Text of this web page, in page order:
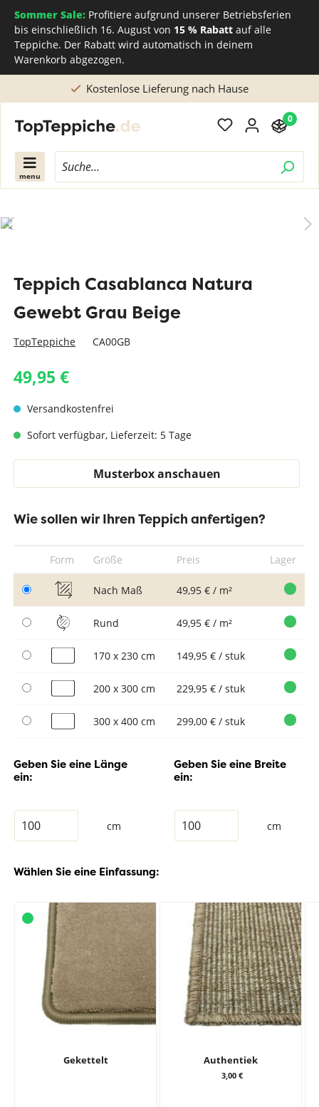
Sommer Sale: Profitiere aufgrund unserer Betriebsferien
bis einschließlich 16. August von 15 % Rabatt auf alle
Teppiche. Der Rabatt wird automatisch in deinem
Warenkorb abgezogen.
Kostenlose Lieferung nach Hause
menu
0
Teppich Casablanca Natura
Gewebt Grau Beige
TopTeppiche CA00GB
49,95 €
Versandkostenfrei
Sofort verfügbar, Lieferzeit: 5 Tage
Musterbox anschauen
Wie sollen wir Ihren Teppich anfertigen?
Form Größe Preis Lager
Nach Maß 49,95 € / m²
Rund 49,95 € / m²
170 x 230 cm 149,95 € / stuk
200 x 300 cm 229,95 € / stuk
300 x 400 cm 299,00 € / stuk
Geben Sie eine Länge
ein:
cm
Geben Sie eine Breite
ein:
cm
Wählen Sie eine Einfassung:
Gekettelt Authentiek
3,00 €